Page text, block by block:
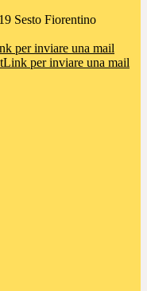
Sesto Fiorentino
per inviare una mail
Link per inviare una mail